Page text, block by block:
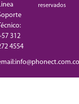
312
4554
reservados